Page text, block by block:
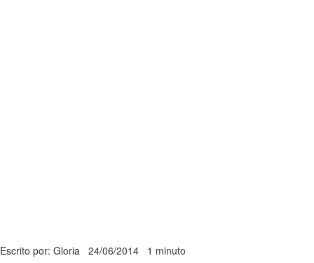
Escrito por: Gloria 24/06/2014 1 minuto